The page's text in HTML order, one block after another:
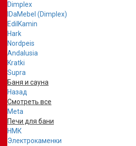
Dimplex
IDaMebel (Dimplex)
EdilKamin
Hark
Nordpeis
Andalusia
Kratki
Supra
Баня и сауна
Назад
Смотреть все
Meta
Печи для бани
НМК
Электрокаменки